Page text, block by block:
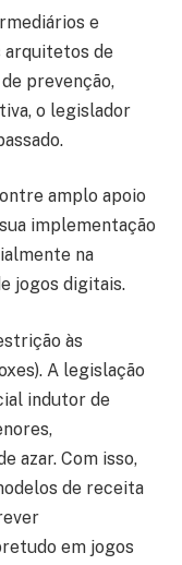
e
arquitetos de
prevenção,
o legislador
amplo apoio
implementação
na
jogos digitais.
às
A legislação
indutor de
azar. Com isso,
de receita
em jogos